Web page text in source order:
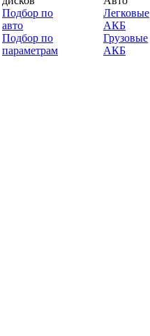
Подбор по
авто
Подбор по
параметрам
Легковые
АКБ
Грузовые
АКБ